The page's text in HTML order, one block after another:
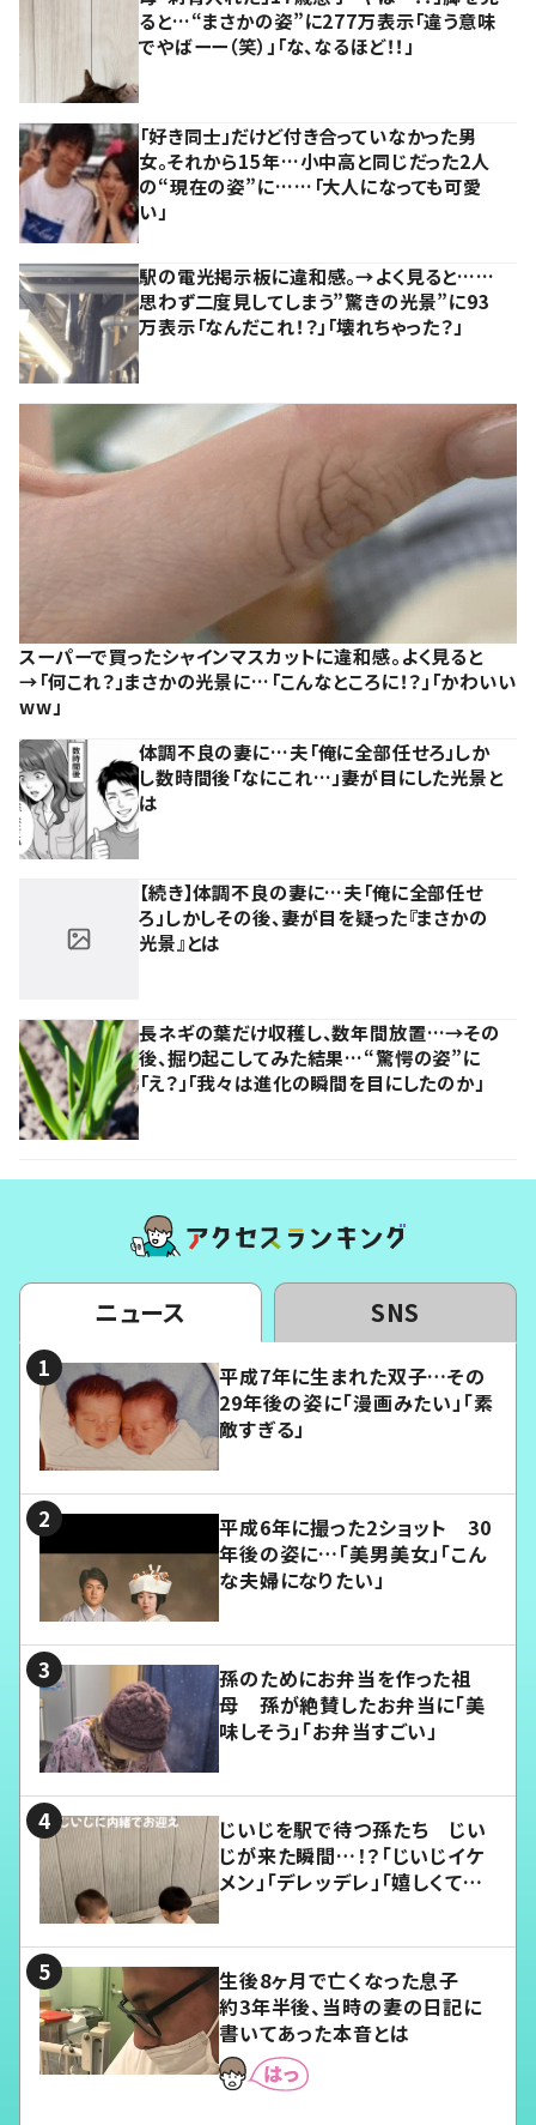
ると…“まさかの姿”に277万表示「違う意味
でやばーー（笑）」「な、なるほど！！」
「好き同士」だけど付き合っていなかった男
女。それから15年…小中高と同じだった2人
の“現在の姿”に……「大人になっても可愛
い」
駅の電光掲示板に違和感。→よく見ると……
思わず二度見してしまう”驚きの光景”に93
万表示「なんだこれ！？」「壊れちゃった？」
スーパーで買ったシャインマスカットに違和感。よく見ると
→「何これ？」まさかの光景に…「こんなところに！？」「かわいい
ww」
体調不良の妻に…夫「俺に全部任せろ」しか
し数時間後「なにこれ…」妻が目にした光景と
は
【続き】体調不良の妻に…夫「俺に全部任せ
ろ」しかしその後、妻が目を疑った『まさかの
光景』とは
長ネギの葉だけ収穫し、数年間放置…→その
後、掘り起こしてみた結果…“驚愕の姿”に
「え？」「我々は進化の瞬間を目にしたのか」
ニュース SNS
平成7年に生まれた双子…その
29年後の姿に「漫画みたい」「素
敵すぎる」
平成6年に撮った2ショット 30
年後の姿に…「美男美女」「こん
な夫婦になりたい」
孫のためにお弁当を作った祖
母 孫が絶賛したお弁当に「美
味しそう」「お弁当すごい」
じいじを駅で待つ孫たち じい
じが来た瞬間…！？「じいじイケ
メン」「デレッデレ」「嬉しくて可
生後8ヶ月で亡くなった息子
約3年半後、当時の妻の日記に
書いてあった本音とは